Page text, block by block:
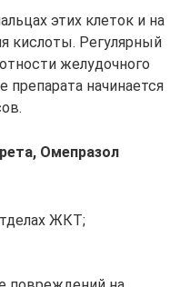
этих клеток и на
кислоты. Регулярный
желудочного
начинается
Омепразол
ЖКТ;